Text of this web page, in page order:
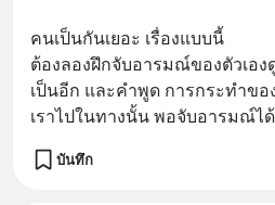
คนเป็นกันเยอะ เรื่องแบบนี้
ต้องลองฝึกจับอารมณ์ของตัวเอง
เป็นอีก และคำพูด การกระทำข
เราไปในทางนั้น พอจับอารมณ์ไ
บันทึก